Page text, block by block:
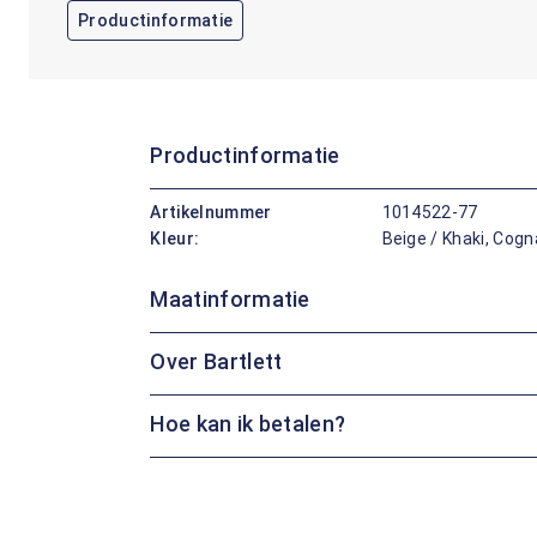
Productinformatie
Productinformatie
Artikelnummer
1014522-77
Kleur:
Beige / Khaki,
Maatinformatie
Over Bartlett
Hoe kan ik betalen?